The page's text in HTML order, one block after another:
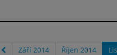
Září 2014 Říjen 2014